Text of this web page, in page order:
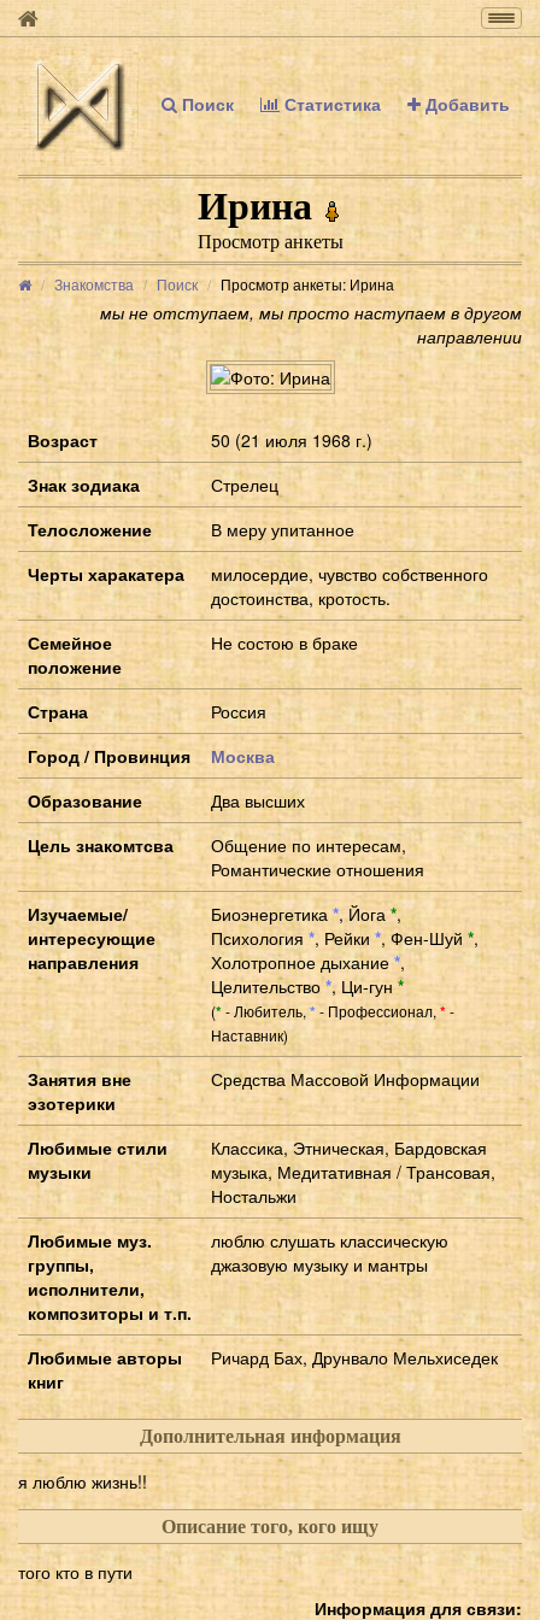
Поиск Статистика Добавить
Ирина
Просмотр анкеты
Знакомства Поиск Просмотр анкеты: Ирина
мы не отступаем, мы просто наступаем в другом
направлении
Возраст
50 (21 июля 1968 г.)
Знак зодиака
Стрелец
Телосложение
В меру упитанное
Черты харакатера
милосердие, чувство собственного
достоинства, кротость.
Семейное
положение
Не состою в браке
Страна
Россия
Город / Провинция
Москва
Образование
Два высших
Цель знакомтсва
Общение по интересам,
Романтические отношения
Изучаемые/
интересующие
направления
Биоэнергетика *,Йога *,
Психология *, Рейки *,Фен-Шуй *,
Холотропное дыхание *,
Целительство*, Ци-гун*
(*- Любитель,* - Профессионал, *-
Наставник)
Занятия вне
эзотерики
Средства Массовой Информации
Любимые стили
музыки
Классика, Этническая, Бардовская
музыка, Медитативная / Трансовая,
Ностальжи
Любимые муз.
группы,
исполнители,
композиторы и т.п.
люблю слушать классическую
джазовую музыку и мантры
Любимые авторы
книг
Ричард Бах, Друнвало Мельхиседек
Дополнительная информация
я люблю жизнь!!
Описание того, кого ищу
того кто в пути
Информация для связи: